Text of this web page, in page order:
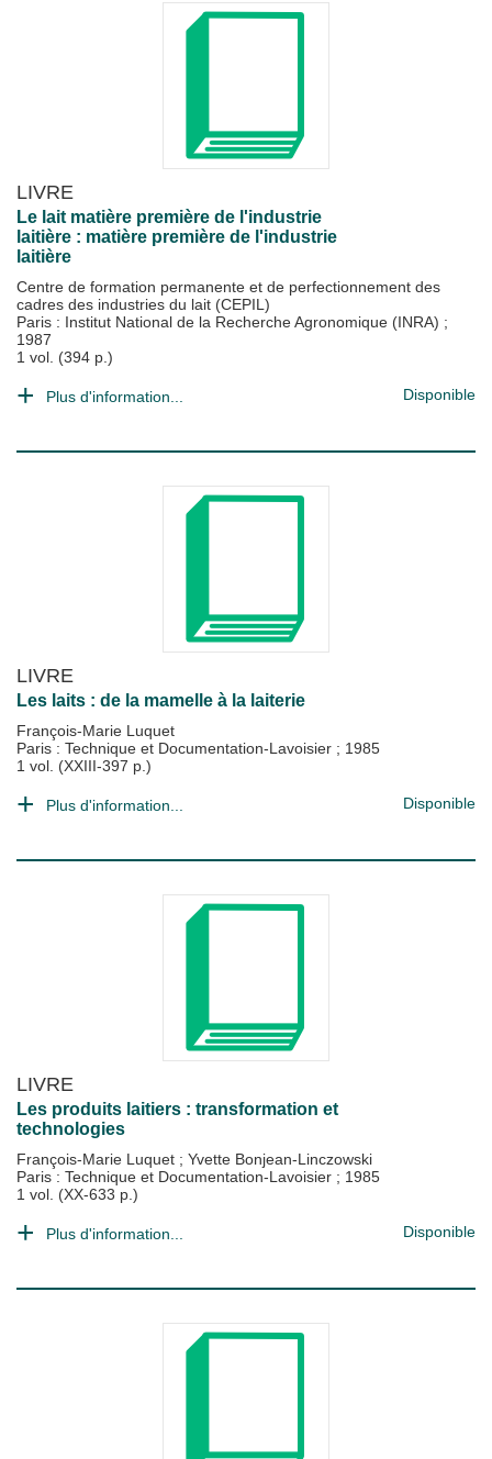
LIVRE
Le lait matière première de l'industrie
laitière : matière première de l'industrie
laitière
Centre de formation permanente et de perfectionnement des
cadres des industries du lait (CEPIL)
Paris : Institut National de la Recherche Agronomique (INRA) ;
1987
1 vol. (394 p.)
Plus d'information... Disponible
LIVRE
Les laits : de la mamelle à la laiterie
François-Marie Luquet
Paris : Technique et Documentation-Lavoisier ; 1985
1 vol. (XXIII-397 p.)
Plus d'information... Disponible
LIVRE
Les produits laitiers : transformation et
technologies
François-Marie Luquet ; Yvette Bonjean-Linczowski
Paris : Technique et Documentation-Lavoisier ; 1985
1 vol. (XX-633 p.)
Plus d'information... Disponible